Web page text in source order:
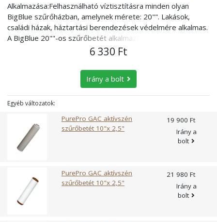
Alkalmazása:Felhasználható víztisztításra minden olyan
BigBlue szűrőházban, amelynek mérete: 20"". Lakások,
családi házak, háztartási berendezések védelmére alkalmas.
A BigBlue 20""-os szűrőbetét alkalmazható központilag
történő vízkezelésére.Alkalmazható olyan szűrőházakba,
alkalmazható mikrobiológiailag szennyezett vízre vagy
ismeretlen eredetű vizek kezelésére.Feladata:
üledékszűrés, a vízben levő, 20 mikronnál nagyobb méretű,
lebegő szennyeződések (pl. homok, rozsda, stb.)
mikronMaximális működési hőmérséklet: 45°CAnyaga: 100%
tiszta polipropilénJavasolt szűrőcsere: A szűrőbetét
telítődését követően vagy maximum 12 havonta, amelyik
szennyezettségétől) és az átfolyt víz mennyiségétől. A
szűrőbetét cseréje egyszerű, szakértelmet nem igényel.
6 330 Ft
Irány a bolt
Egyéb változatok:
PurePro GAC aktívszén
szűrőbetét 10"x 2,5"
19 900 Ft
Irány a
bolt
PurePro GAC aktívszén
szűrőbetét 10"x 2,5"
21 980 Ft
Irány a
bolt